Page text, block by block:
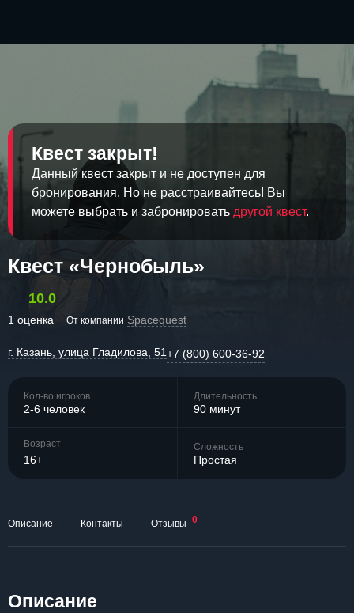
Квест закрыт!
Данный квест закрыт и не доступен для
бронирования. Но не расстраивайтесь! Вы
можете выбрать и забронировать другой квест.
Квест «Чернобыль»
10.0
1 оценка От компании Spacequest
г. Казань, улица Гладилова, 51+7 (800) 600-36-92
Кол-во игроков
2-6 человек
Длительность
90 минут
Возраст
16+
Сложность
Простая
Описание Контакты Отзывы 0
Описание